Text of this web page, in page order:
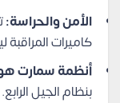
الأمن والحراسة:
كاميرات
أنظمة سمارت
بنظام الجيل الرابع.